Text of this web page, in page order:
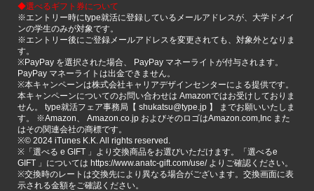
◆選べるギフト券について
※エントリー時にtype就活に登録しているメールアドレスが、大学ドメイ
ンの学生のみが対象です。
※エントリー後にご登録メールアドレスを変更されても、対象外となりま
す。
※PayPay を選択された場合、 PayPay マネーライトが付与されます。
PayPay マネーライトは出金できません。
※本キャンペーンは株式会社キャリアデザインセンターによる提供です。
本キャンペーンについてのお問い合わせは Amazonではお受けしておりま
せん。 type就活フェア事務局【 shukatsu@type.jp 】 までお願いいたしま
す。 ※Amazon、 Amazon.co.jp およびそのロゴはAmazon.com,Inc また
はその関連会社の商標です。
※©️ 2024 iTunes K.K. All rights reserved.
※「選べる e GIFT 」より交換商品をお選びいただけます。「選べるe
GIFT 」については https://www.anatc-gift.com/use/ よりご確認ください。
※交換時のレートは交換先により異なる場合がございます。交換画面に表
示される金額をご確認ください。